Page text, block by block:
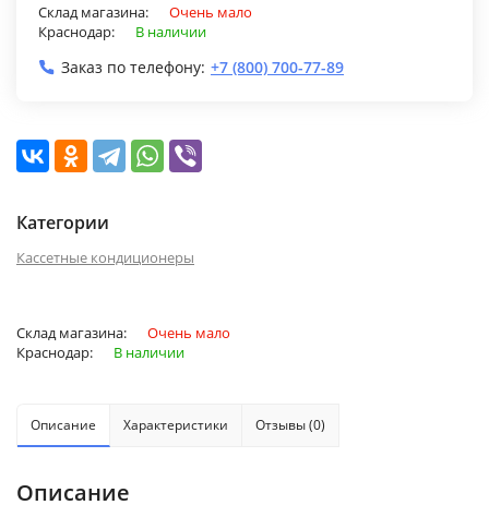
Склад магазина:
Очень мало
Краснодар:
В наличии
Заказ по телефону: +7 (800) 700-77-89
Категории
Кассетные кондиционеры
Склад магазина:
Очень мало
Краснодар:
В наличии
Описание Характеристики Отзывы (0)
Описание